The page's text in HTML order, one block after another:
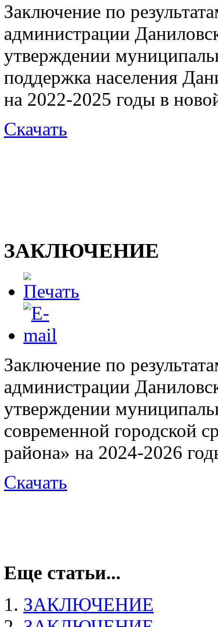
Заключение по
администрации
утверждении
поддержка населения
на 2022-2025 годы в
Скачать
ЗАКЛЮЧЕНИЕ
Заключение по
администрации
утверждении
современной городской
района» на 2024-2026
Скачать
Еще статьи...
ЗАКЛЮЧЕНИЕ